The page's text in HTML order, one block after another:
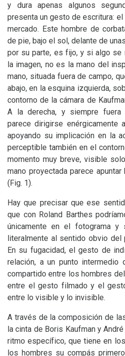
y dura apenas algunos
presenta un gesto de escritura:
mercado. Este hombre de
de pie, bajo el sol, delante de
por su parte, es fijo, y si algo se
la imagen, no es la mano del
mano, situada fuera de campo,
abajo, en la esquina izquierda,
contorno de la cámara de
A la derecha, y siempre fuera
parece dirigirse enérgicamente
apoyando su implicación en la
perceptible también en el
momento muy breve, visible
mano proyectada parece
(Fig. 1).
Hay que precisar que ese
que con Roland Barthes
únicamente en el fotograma
literalmente al sentido obvio del
En su fugacidad, el gesto de
relación, a un punto intermedio
compartido entre los hombres
entre el gesto filmado y el
entre lo visible y lo invisible.
A través de la composición de
la cinta de Boris Kaufman y
ritmo específico, que tiene en
los hombres su compás